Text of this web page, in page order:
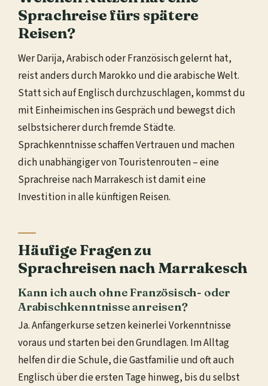
Sprachreise fürs spätere
Reisen?
Wer Darija, Arabisch oder Französisch gelernt hat,
reist anders durch Marokko und die arabische Welt.
Statt sich auf Englisch durchzuschlagen, kommst du
mit Einheimischen ins Gespräch und bewegst dich
selbstsicherer durch fremde Städte.
Sprachkenntnisse schaffen Vertrauen und machen
dich unabhängiger von Touristenrouten – eine
Sprachreise nach Marrakesch ist damit eine
Investition in alle künftigen Reisen.
Häufige Fragen zu
Sprachreisen nach Marrakesch
Kann ich auch ohne Französisch- oder
Arabischkenntnisse anreisen?
Ja. Anfängerkurse setzen keinerlei Vorkenntnisse
voraus und starten bei den Grundlagen. Im Alltag
helfen dir die Schule, die Gastfamilie und oft auch
Englisch über die ersten Tage hinweg, bis du selbst